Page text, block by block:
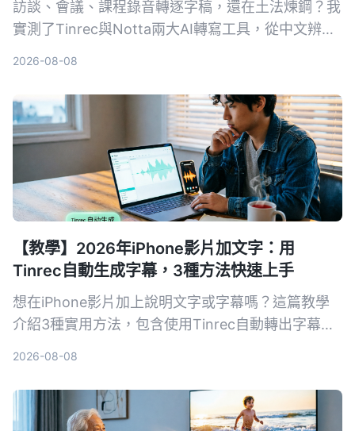
訪談、會議、課程錄音轉逐字稿，還在土法煉鋼？我
實測了Tinrec與Notta兩大AI轉寫工具，從中文辨
2026-08-08
【教學】2026年iPhone影片加文字：用
Tinrec自動生成字幕，3種方法快速上手
想在iPhone影片加上說明文字或字幕嗎？這篇教學
介紹3種實用方法，包含使用Tinrec自動轉出字幕再
2026-08-08